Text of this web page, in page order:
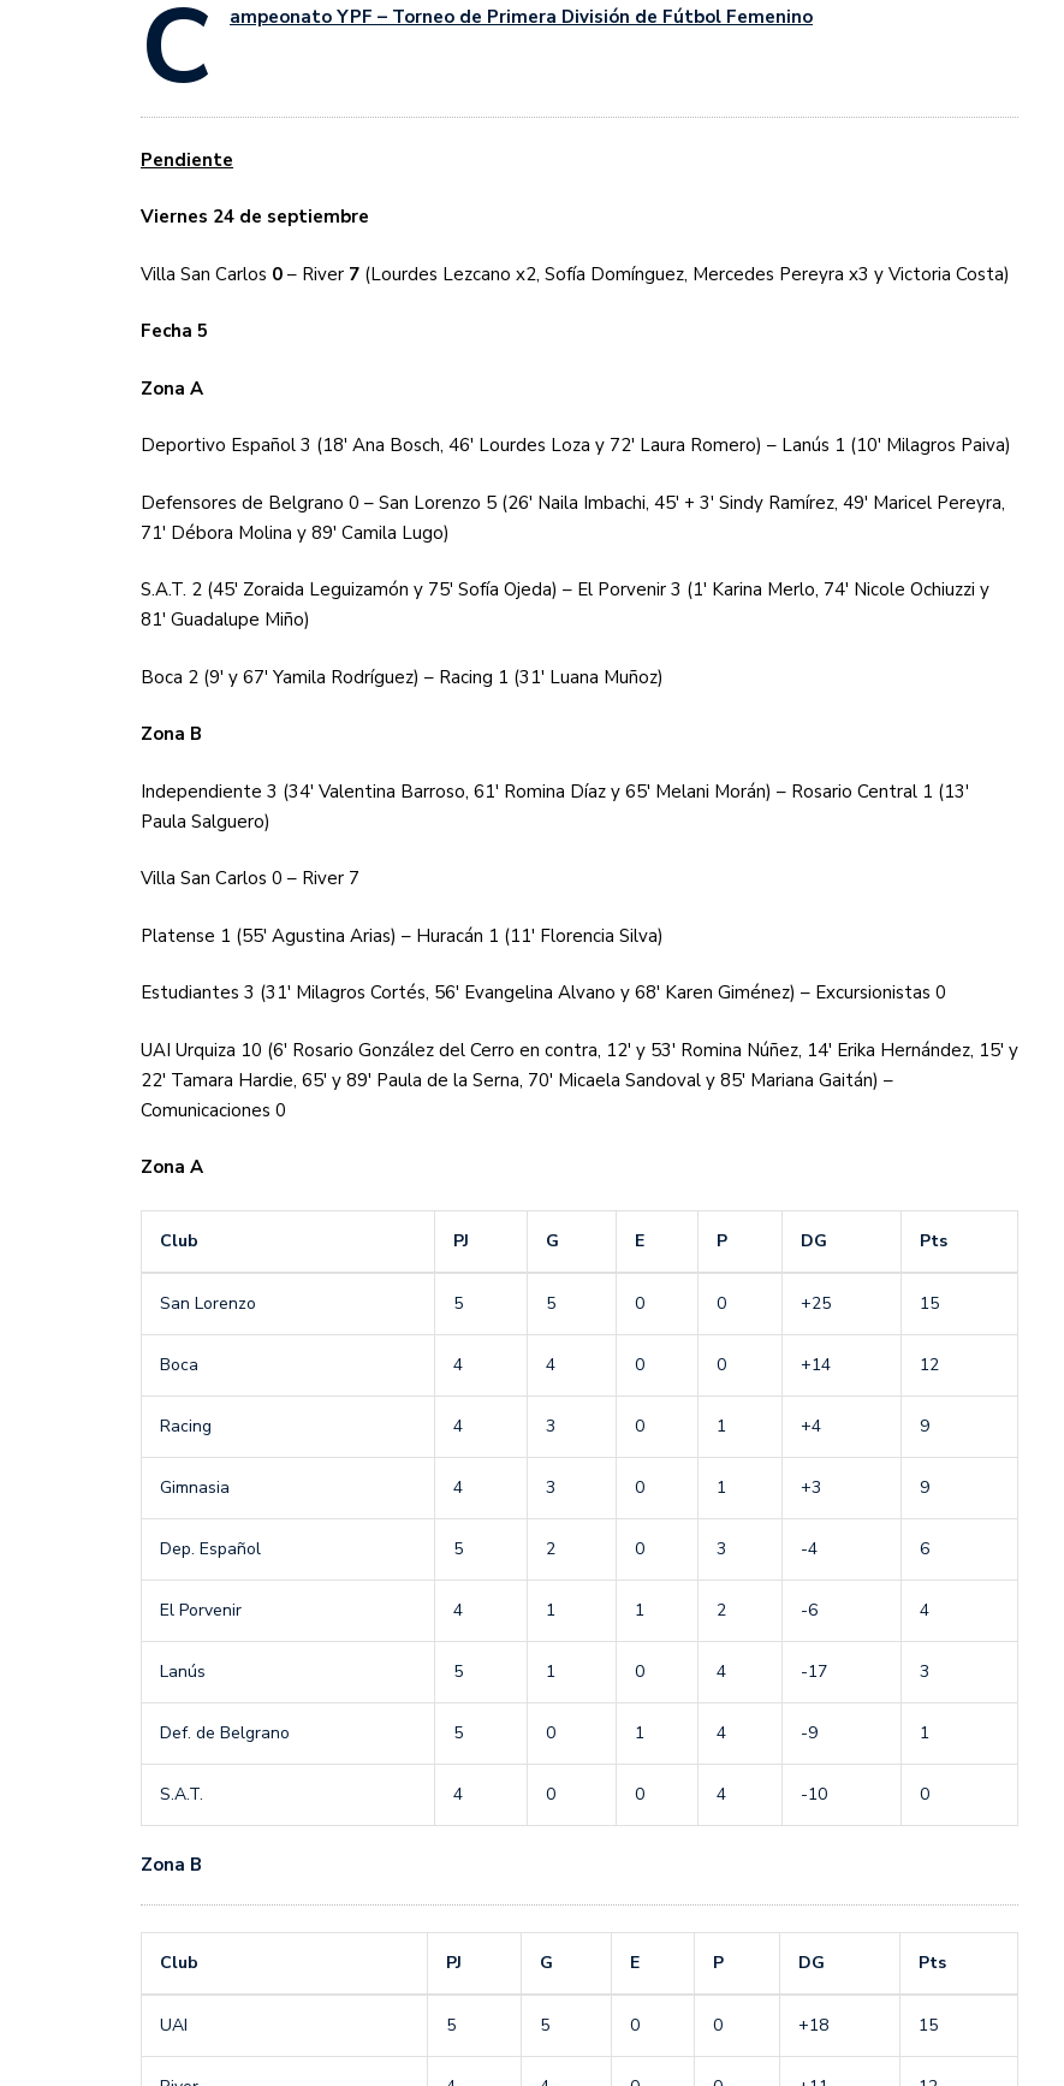
Sudamericana
C ampeonato YPF – Torneo de Primera División de Fútbol Femenino
Pendiente
Viernes 24 de septiembre
Villa San Carlos 0 – River 7 (Lourdes Lezcano x2, Sofía Domínguez, Mercedes Pereyra x3 y Victoria Costa)
Fecha 5
Zona A
Deportivo Español 3 (18′ Ana Bosch, 46′ Lourdes Loza y 72′ Laura Romero) – Lanús 1 (10′ Milagros Paiva)
Defensores de Belgrano 0 – San Lorenzo 5 (26′ Naila Imbachi, 45′ + 3′ Sindy Ramírez, 49′ Maricel Pereyra,
71′ Débora Molina y 89′ Camila Lugo)
S.A.T. 2 (45′ Zoraida Leguizamón y 75′ Sofía Ojeda) – El Porvenir 3 (1′ Karina Merlo, 74′ Nicole Ochiuzzi y
81′ Guadalupe Miño)
Boca 2 (9′ y 67′ Yamila Rodríguez) – Racing 1 (31′ Luana Muñoz)
Zona B
Independiente 3 (34′ Valentina Barroso, 61′ Romina Díaz y 65′ Melani Morán) – Rosario Central 1 (13′
Paula Salguero)
Villa San Carlos 0 – River 7
Platense 1 (55′ Agustina Arias) – Huracán 1 (11′ Florencia Silva)
Estudiantes 3 (31′ Milagros Cortés, 56′ Evangelina Alvano y 68′ Karen Giménez) – Excursionistas 0
UAI Urquiza 10 (6′ Rosario González del Cerro en contra, 12′ y 53′ Romina Núñez, 14′ Erika Hernández, 15′ y
22′ Tamara Hardie, 65′ y 89′ Paula de la Serna, 70′ Micaela Sandoval y 85′ Mariana Gaitán) –
Comunicaciones 0
Zona A
Club PJ G E P DG Pts
San Lorenzo 5 5 0 0 +25 15
Boca 4 4 0 0 +14 12
Racing 4 3 0 1 +4 9
Gimnasia 4 3 0 1 +3 9
Dep. Español 5 2 0 3 -4 6
El Porvenir 4 1 1 2 -6 4
Lanús 5 1 0 4 -17 3
Def. de Belgrano 5 0 1 4 -9 1
S.A.T. 4 0 0 4 -10 0
Zona B
Club PJ G E P DG Pts
UAI 5 5 0 0 +18 15